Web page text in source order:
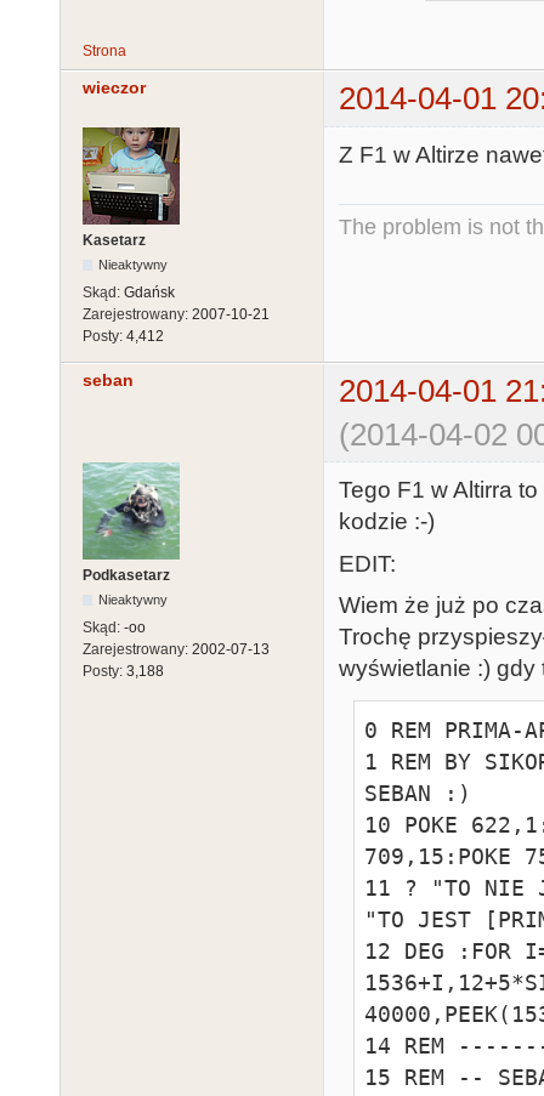
23 DEG :FOR
25 FOR I=1
27
28
29
CHR$(125)
32 POKE
33 REM --
34 REM
99 GOTO 99
998 POKE
1000 REM --
1001 POKE
1002 IF
1003 RETURN
1004 REM --
1005 POKE
1006 IF
1007 RETURN
Strona
wieczor 2014-04-01
Kasetarz
Nieaktywny
Skąd: Gdańsk
Zarejestrowany: 2007-10-21
Posty: 4,412
Z F1 w Altirze
The problem is not
seban
2014-04-01
(2014-04-02
Podkasetarz
Nieaktywny
Skąd: -oo
Zarejestrowany: 2002-07-13
Posty: 3,188
Tego F1 w Altirra
kodzie :-)
EDIT:
Wiem że już po
Trochę
wyświetlanie :)
0 REM PRIMA-
1 REM BY
SEBAN :)
10 POKE
709,15:POKE
11 ? "TO NIE
"TO JEST
12 DEG :FOR
14 REM
15 REM --